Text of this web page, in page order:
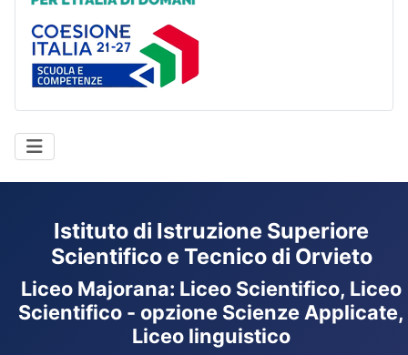
Istituto di Istruzione Superiore
Scientifico e Tecnico di Orvieto
Liceo Majorana: Liceo Scientifico, Liceo
Scientifico - opzione Scienze Applicate,
Liceo linguistico